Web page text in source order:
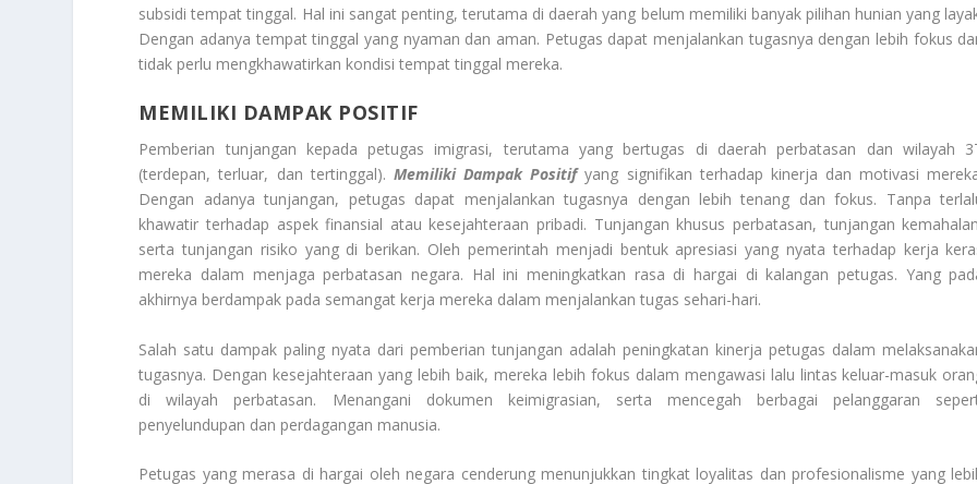
subsidi tempat tinggal. Hal ini sangat penting, terutama di daerah yang belum memiliki banyak pilihan hunian yang
Dengan adanya tempat tinggal yang nyaman dan aman. Petugas dapat menjalankan tugasnya dengan lebih fokus
tidak perlu mengkhawatirkan kondisi tempat tinggal mereka.
MEMILIKI DAMPAK POSITIF
Pemberian tunjangan kepada petugas imigrasi, terutama yang bertugas di daerah perbatasan dan wilayah
(terdepan, terluar, dan tertinggal). Memiliki Dampak Positifyang signifikan terhadap kinerja dan motivasi
Dengan adanya tunjangan, petugas dapat menjalankan tugasnya dengan lebih tenang dan fokus. Tanpa
khawatir terhadap aspek finansial atau kesejahteraan pribadi. Tunjangan khusus perbatasan, tunjangan
serta tunjangan risiko yang di berikan. Oleh pemerintah menjadi bentuk apresiasi yang nyata terhadap kerja
mereka dalam menjaga perbatasan negara. Hal ini meningkatkan rasa di hargai di kalangan petugas. Yang
akhirnya berdampak pada semangat kerja mereka dalam menjalankan tugas sehari-hari.
Salah satu dampak paling nyata dari pemberian tunjangan adalah peningkatan kinerja petugas dalam
tugasnya. Dengan kesejahteraan yang lebih baik, mereka lebih fokus dalam mengawasi lalu lintas keluar-masuk
di wilayah perbatasan. Menangani dokumen keimigrasian, serta mencegah berbagai pelanggaran
penyelundupan dan perdagangan manusia.
Petugas yang merasa di hargai oleh negara cenderung menunjukkan tingkat loyalitas dan profesionalisme yang